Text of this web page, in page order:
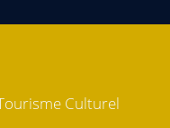
Culturel